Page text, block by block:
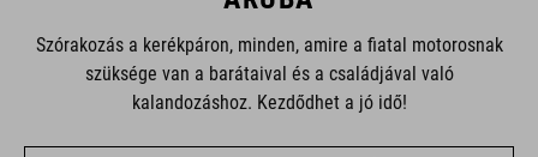
Szórakozás a kerékpáron, minden, amire a fiatal motorosnak
szüksége van a barátaival és a családjával való
kalandozáshoz. Kezdődhet a jó idő!